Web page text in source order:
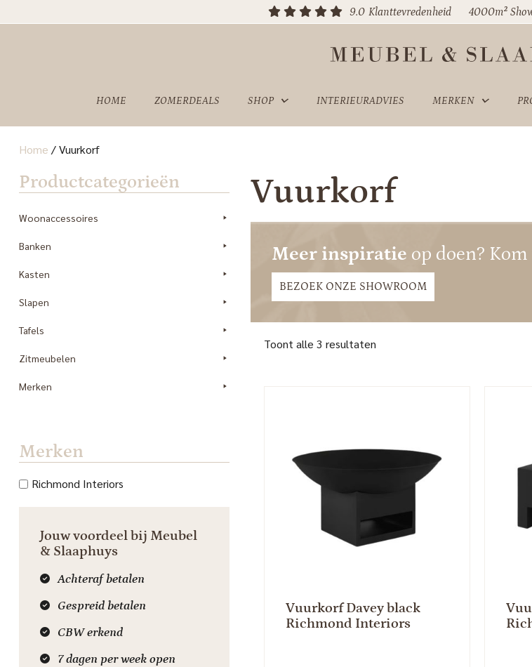
9.0 Klanttevredenheid 4000m²
HOME ZOMERDEALS SHOP INTERIEURADVIES MERKEN
SHOWROOM
Home /Vuurkorf
Productcategorieën
Woonaccessoires
Banken
Kasten
Slapen
Tafels
Zitmeubelen
Merken
Merken
Richmond Interiors
Jouw voordeel bij Meubel
& Slaaphuys
Achteraf betalen
Gespreid betalen
CBW erkend
7 dagen per week open
Vuurkorf
Meer inspiratie op doen?
BEZOEK ONZE SHOWROOM
Toont alle 3 resultaten
Vuurkorf Davey black
Richmond Interiors